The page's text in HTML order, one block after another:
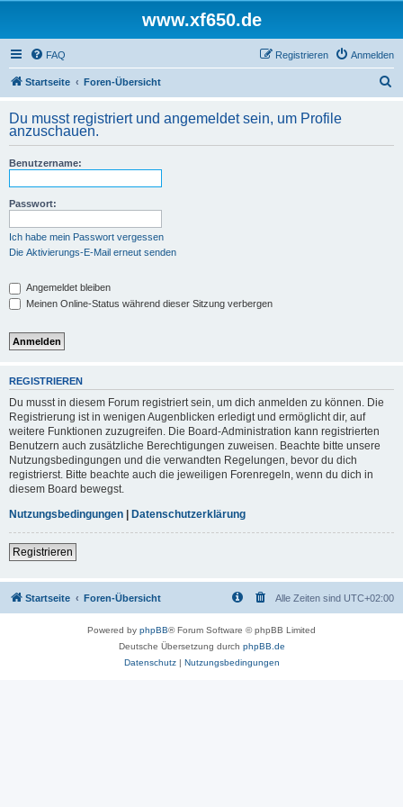
www.xf650.de
FAQ Anmelden
Registrieren
Startseite Foren-Übersicht
h
Du musst registriert und angemeldet sein, um Profile
anzuschauen.
Benutzername:
Passwort:
Ich habe mein Passwort vergessen
Die Aktivierungs-E-Mail erneut senden
Angemeldet bleiben
Meinen Online-Status während dieser Sitzung verbergen
REGISTRIEREN
Du musst in diesem Forum registriert sein, um dich anmelden zu können. Die
Registrierung ist in wenigen Augenblicken erledigt und ermöglicht dir, auf
weitere Funktionen zuzugreifen. Die Board-Administration kann registrierten
Benutzern auch zusätzliche Berechtigungen zuweisen. Beachte bitte unsere
Nutzungsbedingungen und die verwandten Regelungen, bevor du dich
registrierst. Bitte beachte auch die jeweiligen Forenregeln, wenn du dich in
diesem Board bewegst.
Nutzungsbedingungen | Datenschutzerklärung
Registrieren
Startseite Foren-Übersicht Alle Zeiten sind UTC+02:00
Powered by phpBB® Forum Software © phpBB Limited
Deutsche Übersetzung durch phpBB.de
Datenschutz| Nutzungsbedingungen